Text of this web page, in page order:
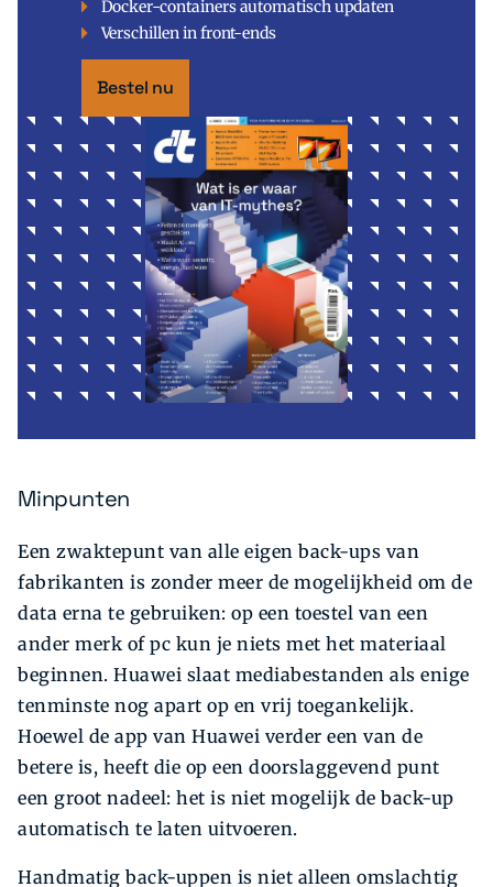
Docker-containers automatisch updaten
Verschillen in front-ends
Bestel nu
Minpunten
Een zwaktepunt van alle eigen back-ups van
fabrikanten is zonder meer de mogelijkheid om de
data erna te gebruiken: op een toestel van een
ander merk of pc kun je niets met het materiaal
beginnen. Huawei slaat mediabestanden als enige
tenminste nog apart op en vrij toegankelijk.
Hoewel de app van Huawei verder een van de
betere is, heeft die op een doorslaggevend punt
een groot nadeel: het is niet mogelijk de back-up
automatisch te laten uitvoeren.
Handmatig back-uppen is niet alleen omslachtig